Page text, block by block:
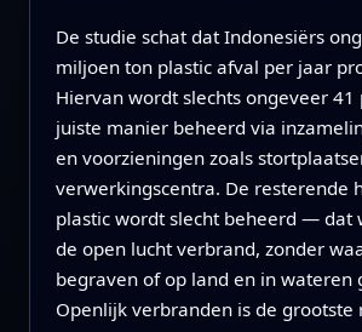
De studie schat dat Indonesiërs
miljoen ton plastic afval per jaar
Hiervan wordt slechts ongeveer 41
juiste manier beheerd via
en voorzieningen zoals
verwerkingscentra. De resterende
plastic wordt slecht beheerd — dat
de open lucht verbrand, zonder
begraven of op land en in wateren
Openlijk verbranden is de grootste